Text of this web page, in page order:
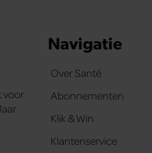
voor
Navigatie
Over Santé
Abonnementen
Klik & Win
Klantenservice